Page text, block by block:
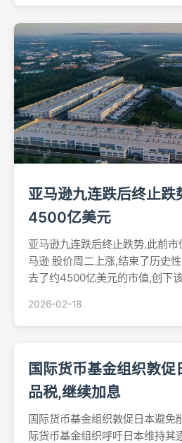
费...
亚马逊九连跌后终止跌
4500亿美元
亚马逊九连跌后终止跌势,此前
马逊 股价周二上涨,结束了历史
去了约4500亿美元的市值,创下
1.19%,投资者开始重新评估公司
划。此次反弹发生在股价自2月
2026-02-18
国际货币基金组织敦
品税,继续加息
国际货币基金组织敦促日本避免
际货币基金组织呼吁日本维持其